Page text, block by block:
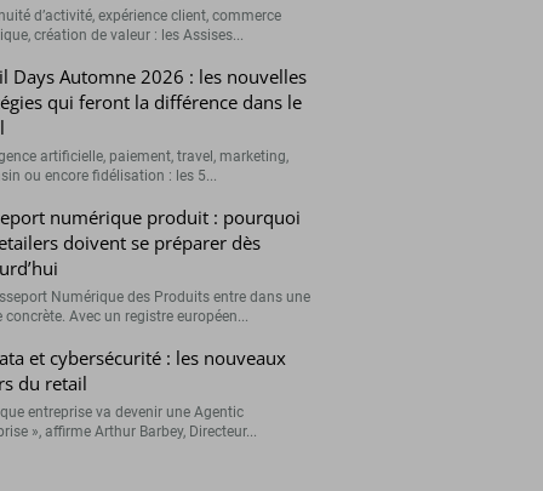
d’activité, expérience client, commerce
création de valeur : les Assises...
Days Automne 2026 : les nouvelles
qui feront la différence dans le
artificielle, paiement, travel, marketing,
ou encore fidélisation : les 5...
numérique produit : pourquoi
doivent se préparer dès
Numérique des Produits entre dans une
concrète. Avec un registre européen...
et cybersécurité : les nouveaux
du retail
entreprise va devenir une Agentic
», affirme Arthur Barbey, Directeur...